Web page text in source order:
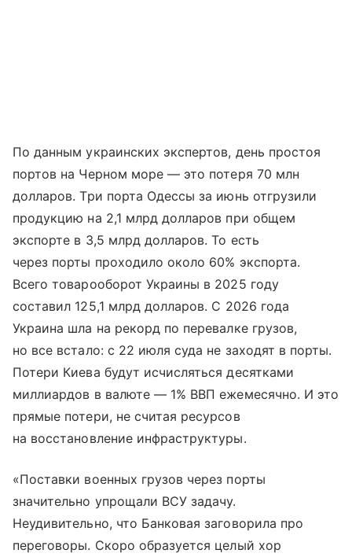
По данным украинских экспертов, день простоя
портов на Черном море — это потеря 70 млн
долларов. Три порта Одессы за июнь отгрузили
продукцию на 2,1 млрд долларов при общем
экспорте в 3,5 млрд долларов. То есть
через порты проходило около 60% экспорта.
Всего товарооборот Украины в 2025 году
составил 125,1 млрд долларов. С 2026 года
Украина шла на рекорд по перевалке грузов,
но все встало: с 22 июля суда не заходят в порты.
Потери Киева будут исчисляться десятками
миллиардов в валюте — 1% ВВП ежемесячно. И это
прямые потери, не считая ресурсов
на восстановление инфраструктуры.
«Поставки военных грузов через порты
значительно упрощали ВСУ задачу.
Неудивительно, что Банковая заговорила про
переговоры. Скоро образуется целый хор